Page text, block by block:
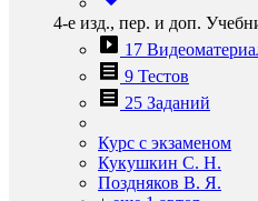
4-е изд., пер. и доп.
17
9 Тестов
25 Заданий
Курс с экзаменом
Кукушкин С. Н.
Поздняков В. Я.